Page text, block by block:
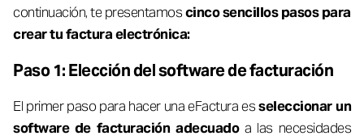
continuación, te presentamoscinco sencillos pasos para
crear tu factura electrónica:
Paso 1: Elección del software de facturación
El primer paso para hacer una eFactura esseleccionar un
software de facturación adecuado a las necesidades